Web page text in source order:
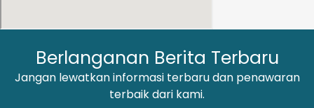
Berlanganan Berita Terbaru
Jangan lewatkan informasi terbaru dan penawaran
terbaik dari kami.